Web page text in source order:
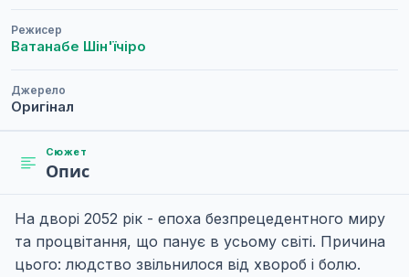
Режисер
Ватанабе Шін'їчіро
Джерело
Оригінал
Сюжет
Опис
На дворі 2052 рік - епоха безпрецедентного миру
та процвітання, що панує в усьому світі. Причина
цього: людство звільнилося від хвороб і болю.